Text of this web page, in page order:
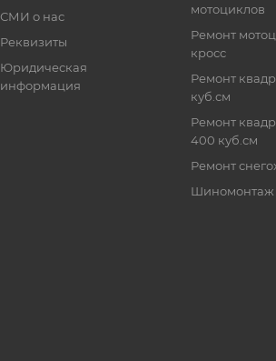
СМИ о нас
Реквизиты
Юридическая
информация
мотоциклов
Ремонт
кросс
Ремонт
куб.см
Ремонт
400 куб.см
Ремонт
Шиномонтаж